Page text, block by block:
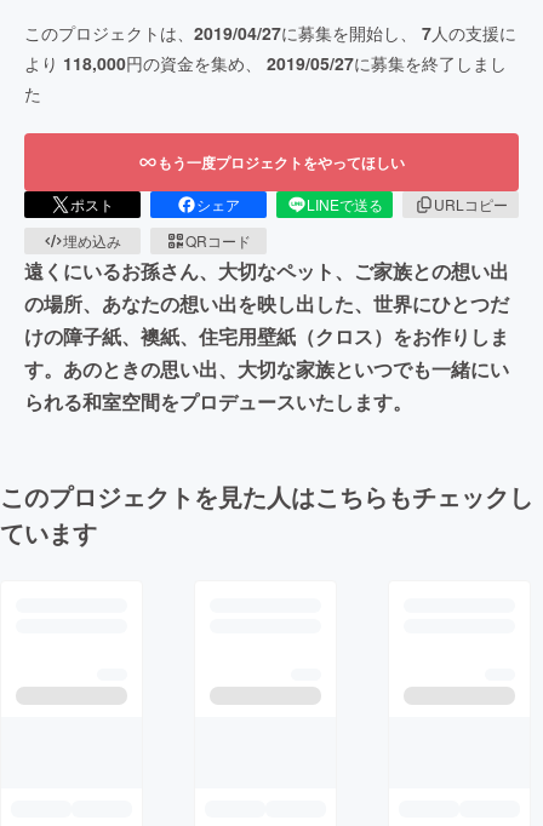
このプロジェクトは、 2019/04/27に募集を開始し、 7人の支援に
より 118,000円の資金を集め、 2019/05/27に募集を終了しまし
た
もう一度プロジェクトをやってほしい
ポスト シェア LINEで送る
URLコピー
埋め込み
QRコード
遠くにいるお孫さん、大切なペット、ご家族との想い出
の場所、あなたの想い出を映し出した、世界にひとつだ
けの障子紙、襖紙、住宅用壁紙（クロス）をお作りしま
す。あのときの思い出、大切な家族といつでも一緒にい
られる和室空間をプロデュースいたします。
このプロジェクトを見た人はこちらもチェックし
ています